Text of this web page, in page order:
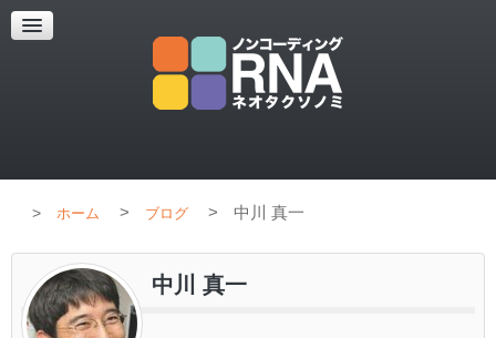
超解像顕微鏡
超解像顕微鏡の紹介
ホーム > ブログ > 中川 真一
中川 真一